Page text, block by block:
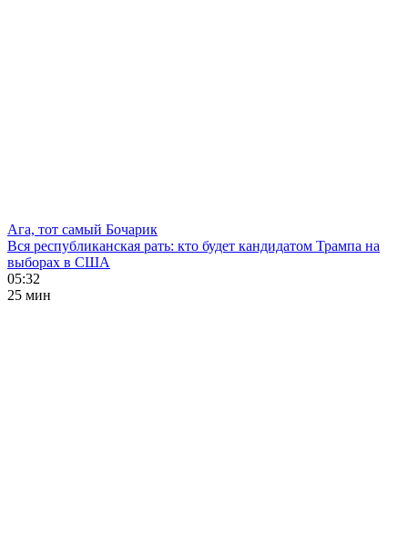
Ага, тот самый Бочарик
Вся республиканская рать: кто будет кандидатом Трампа на
выборах в США
05:32
25 мин